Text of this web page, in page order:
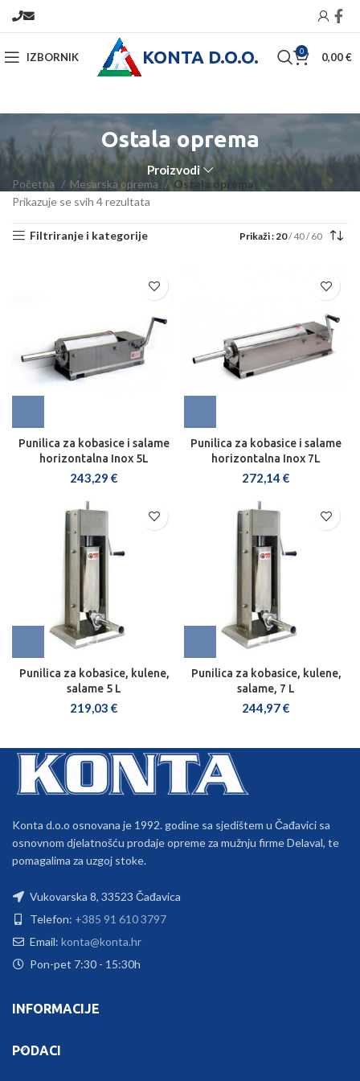
IZBORNIK KONTA D.O.O. 0 0,00€
Ostala oprema
Proizvodi
Početna Mesarska oprema
Ostala oprema
Prikazuje se svih 4 rezultata
Filtriranje i kategorije Prikaži 20 40 60
Punilica za kobasice i salame
horizontalna Inox 5L
243,29 €
Punilica za kobasice i salame
horizontalna Inox 7L
272,14 €
Punilica za kobasice, kulene,
salame 5 L
219,03 €
Punilica za kobasice, kulene,
salame, 7 L
244,97€
Konta d.o.o osnovana je 1992. godine sa sjedištem u Čađavici sa
osnovnom djelatnošću prodaje opreme za mužnju firme Delaval, te
pomagalima za uzgoj stoke.
Vukovarska 8, 33523 Čađavica
Telefon: +385 91 610 3797
Email: konta@konta.hr
Pon-pet 7:30 - 15:30h
INFORMACIJE
PODACI